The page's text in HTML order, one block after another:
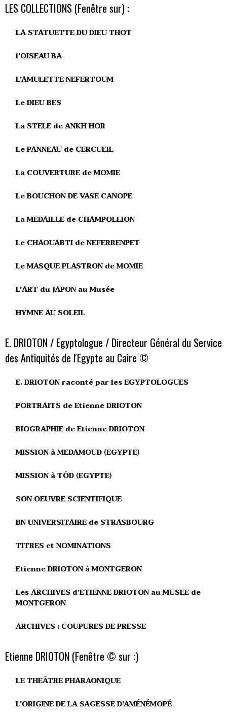
LES COLLECTIONS (Fenêtre sur) :
LA STATUETTE DU DIEU THOT
l'OISEAU BA
L'AMULETTE NEFERTOUM
Le DIEU BES
La STELE de ANKH HOR
Le PANNEAU de CERCUEIL
La COUVERTURE de MOMIE
Le BOUCHON DE VASE CANOPE
La MEDAILLE de CHAMPOLLION
Le CHAOUABTI de NEFERRENPET
Le MASQUE PLASTRON de MOMIE
L’ART du JAPON au Musée
HYMNE AU SOLEIL
E. DRIOTON / Egyptologue / Directeur Général du Service
des Antiquités de l'Egypte au Caire ©
E. DRIOTON raconté par les EGYPTOLOGUES
PORTRAITS de Etienne DRIOTON
BIOGRAPHIE de Etienne DRIOTON
MISSION à MEDAMOUD (EGYPTE)
MISSION à TÔD (EGYPTE)
SON OEUVRE SCIENTIFIQUE
BN UNIVERSITAIRE de STRASBOURG
TITRES et NOMINATIONS
Etienne DRIOTON à MONTGERON
Les ARCHIVES d'ETIENNE DRIOTON au MUSEE de
MONTGERON
ARCHIVES : COUPURES DE PRESSE
Etienne DRIOTON (Fenêtre © sur :)
LE THEÂTRE PHARAONIQUE
L'ORIGINE DE LA SAGESSE D'AMÉNÉMOPÉ